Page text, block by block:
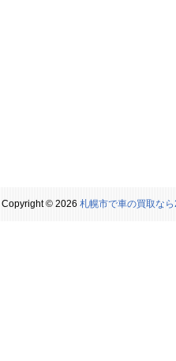
Copyright © 2026 札幌市で車の買取な